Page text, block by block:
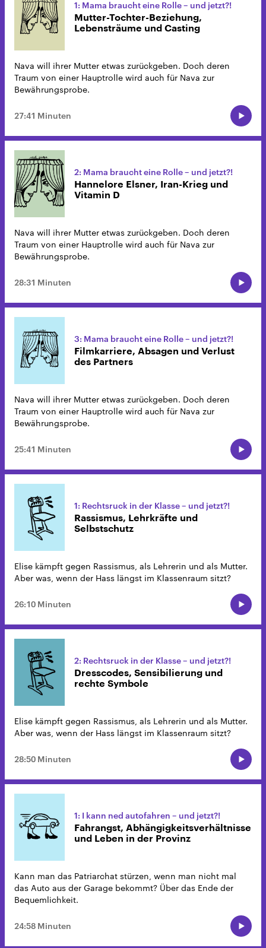
1: Mama braucht eine Rolle – und jetzt?!
Mutter-Tochter-Beziehung,
Lebensträume und Casting
Nava will ihrer Mutter etwas zurückgeben. Doch deren
Traum von einer Hauptrolle wird auch für Nava zur
Bewährungsprobe.
27:41 Minuten
2: Mama braucht eine Rolle – und jetzt?!
Hannelore Elsner, Iran-Krieg und
Vitamin D
Nava will ihrer Mutter etwas zurückgeben. Doch deren
Traum von einer Hauptrolle wird auch für Nava zur
Bewährungsprobe.
28:31 Minuten
3: Mama braucht eine Rolle – und jetzt?!
Filmkarriere, Absagen und Verlust
des Partners
Nava will ihrer Mutter etwas zurückgeben. Doch deren
Traum von einer Hauptrolle wird auch für Nava zur
Bewährungsprobe.
25:41 Minuten
1: Rechtsruck in der Klasse – und jetzt?!
Rassismus, Lehrkräfte und
Selbstschutz
Elise kämpft gegen Rassismus, als Lehrerin und als Mutter.
Aber was, wenn der Hass längst im Klassenraum sitzt?
26:10 Minuten
2: Rechtsruck in der Klasse – und jetzt?!
Dresscodes, Sensibilierung und
rechte Symbole
Elise kämpft gegen Rassismus, als Lehrerin und als Mutter.
Aber was, wenn der Hass längst im Klassenraum sitzt?
28:50 Minuten
1: I kann ned autofahren – und jetzt?!
Fahrangst, Abhängigkeitsverhältnisse
und Leben in der Provinz
Kann man das Patriarchat stürzen, wenn man nicht mal
das Auto aus der Garage bekommt? Über das Ende der
Bequemlichkeit.
24:58 Minuten